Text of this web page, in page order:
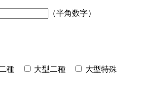
（半角数字）
種 大型二種
大型特殊